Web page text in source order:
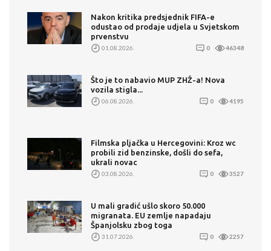
Nakon kritika predsjednik FIFA-e
odustao od prodaje udjela u Svjetskom
prvenstvu
01.08.2026. 0 46348
Što je to nabavio MUP ZHŽ-a! Nova
vozila stigla...
06.08.2026. 0 4195
Filmska pljačka u Hercegovini: Kroz wc
probili zid benzinske, došli do sefa,
ukrali novac
03.08.2026. 0 3527
U mali gradić ušlo skoro 50.000
migranata. EU zemlje napadaju
Španjolsku zbog toga
31.07.2026. 0 2257